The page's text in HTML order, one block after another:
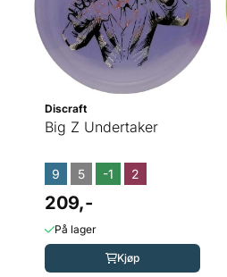
Discraft
Big Z Undertaker
9 5 -1 2
209,-
På lager
Kjøp